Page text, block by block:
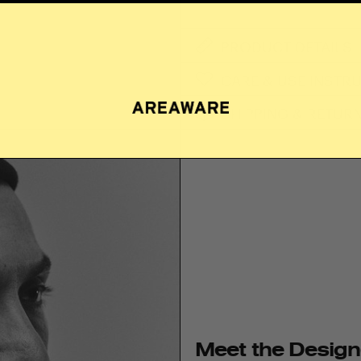
SHIPPING &
Meet the